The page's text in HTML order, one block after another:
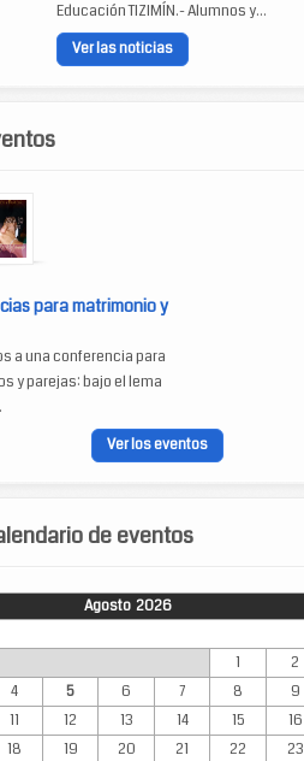
Educación TIZIMÍN.- Alumnos y...
Ver las noticias
para matrimonio y
a una conferencia para
y parejas: bajo el lema
Ver los eventos
de eventos
Agosto 2026
1
2
4
5 6 7 8
9
11
12 13 14 15
16
18
19 20 21 22
23